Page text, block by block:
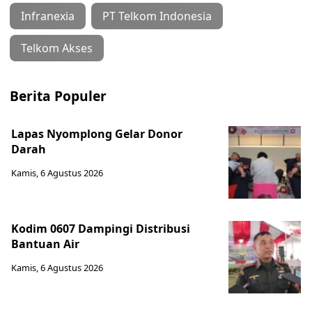
Infranexia PT Telkom Indonesia
Telkom Akses
Berita Populer
Lapas Nyomplong Gelar Donor
Darah
Kamis, 6 Agustus 2026
Kodim 0607 Dampingi Distribusi
Bantuan Air
Kamis, 6 Agustus 2026